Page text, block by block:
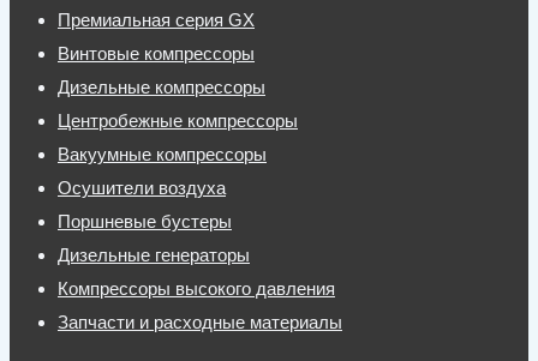
Премиальная серия GX
Винтовые компрессоры
Дизельные компрессоры
Центробежные компрессоры
Вакуумные компрессоры
Осушители воздуха
Поршневые бустеры
Дизельные генераторы
Компрессоры высокого давления
Запчасти и расходные материалы